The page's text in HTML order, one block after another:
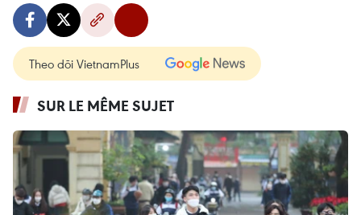
Theo dõi VietnamPlus
SUR LE MÊME SUJET